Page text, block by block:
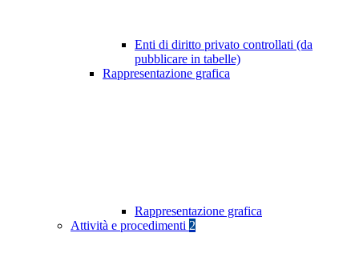
Enti di diritto privato controllati (da
pubblicare in tabelle)
Rappresentazione grafica
Rappresentazione grafica
Attività e procedimenti 2